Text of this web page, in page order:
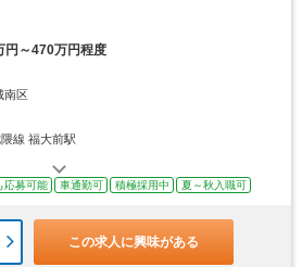
円～470万円程度
南区
線 福大前駅
応募可能 車通勤可 積極採用中 夏～秋入職可
この求人に興味がある